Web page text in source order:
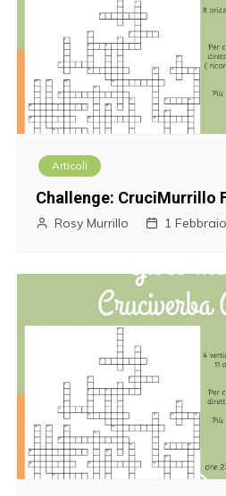
Articoli
Challenge: CruciMurrillo
Rosy Murrillo 1